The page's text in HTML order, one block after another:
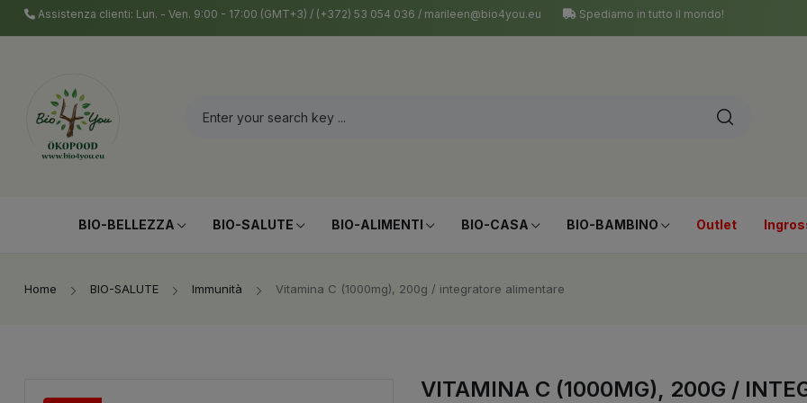
Assistenza clienti: Lun. - Ven. 9:00 - 17:00 (GMT+3) / (+372) 53 054 036 / marileen@bio4you.eu Spediamo in tutto il mondo!
BIO-BELLEZZA BIO-SALUTE BIO-ALIMENTI BIO-CASA BIO-BAMBINO Outlet
Home BIO-SALUTE Immunità Vitamina C (1000mg), 200g / integratore alimentare
VITAMINA C (1000MG), 200G /